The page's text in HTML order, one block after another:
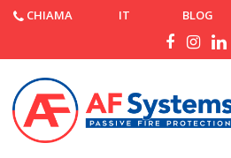
CHIAMA IT BLOG
Home